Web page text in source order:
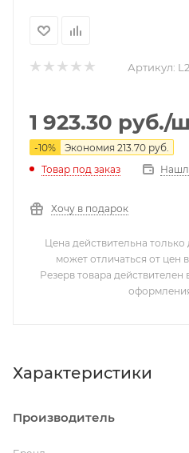
Артикул:
1 923.30 руб./
-10% Экономия 213.70 руб.
Товар под заказ
Хочу в подарок
Цена действительна
может отличаться от цен
Резерв товара действителен
оформления
Характеристики
Производитель